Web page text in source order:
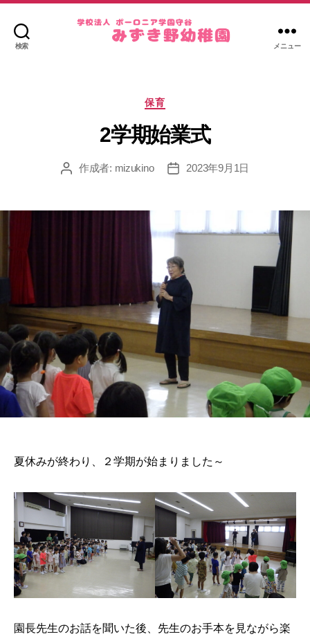
検索
野
稚
メニュー
カ
テ
ゴ
リ
保育
2学期始業式
投 作成者: mizukino
投
2023年9月1日
夏休みが終わり、２学期が始まりました～
園長先生のお話を聞いた後、先生のお手本を見ながら楽